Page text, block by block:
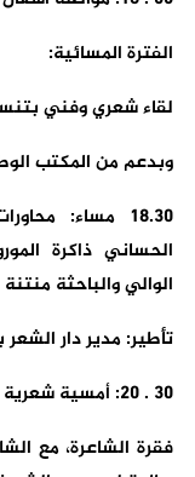
الفترة المسائية:
لقاء شعري وفني
وبدعم من المكتب
18.30 مساء:
الحساني ذاكرة
الوالي والباحثة
تأطير: مدير دار
30 . 20: أمسية شعرية وحفل فني:
فقرة الشاعرة، مع